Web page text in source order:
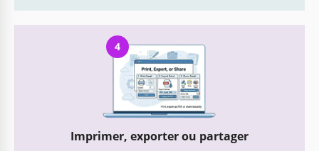
4
Imprimer, exporter ou partager